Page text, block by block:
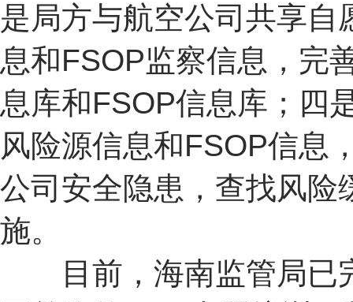
是局方与航空公司共享自
息和FSOP监察信息，完
息库和FSOP信息库；四
风险源信息和FSOP信息
公司安全隐患，查找风险
施。
目前，海南监管局已